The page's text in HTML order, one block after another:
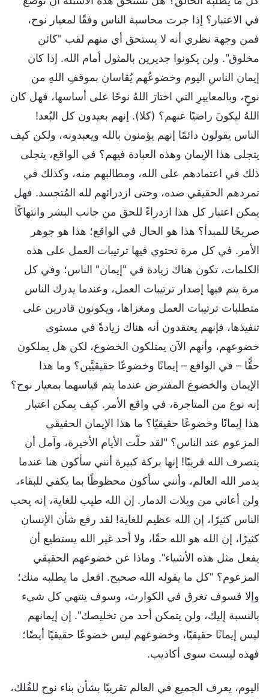
في الاعتبار؟ إذا جرت محاسبة الناس وفقًا لمعيار نوح،
فمن وجهة نظري أنه لا يستحق أي منهم لقب "كائن
مخلوق". ولن يكونوا جديرين بالمثول أمام الله. إذا كان
إيمان الناسِ اليوم وخضوعُهم يُقاسان بموقفِ اللهِ من
نوحٍ، وبالمعاييرِ التي اختارَ اللهُ نوحًا على أساسها، فهل كان
اللهُ ليكونَ راضيًا عنهم؟ (كلا). إنهم بعيدون كل البُعد!
الناس يقولون دائمًا إنهم يؤمنون بالله ويعبدونه، ولكن كيف
يتجلى هذا الإيمان وهذه العبادة فيهم؟ في الواقع، يتجلى
ذلك في اعتمادهم على الله، ومطالبهم منه، وكذلك في
تمردهم الحقيقي ضده، وحتى ازدرائهم لله المُتجسد. فهل
يمكن اعتبار كل هذا ازدراءً للحق من جانب البشر وانتهاكًا
صريحًا للمبدأ؟ هذا هو الحال في الواقع؛ هذا هو جوهر
الأمر. في كل مرة تحتوي فيها ترتيبات العمل على هذه
الكلمات، تكون هناك زيادة في "إيمان" الناس؛ وفي كل
مرة يتم فيها إصدار ترتيبات العمل، وعندما يدرك الناس
متطلبات ترتيبات العمل ومغزاها، ويكونون قادرين على
تنفيذها، فإنهم يعتقدون أنه هناك زيادةً في مستوى
خضوعهم، وأنهم الآن يمتلكون الخضوع، لكن هل يملكون
حقًّا – في الواقع – إيمانًا وخضوعًا حقيقيَّين؟ وما هذا
الإيمان والخضوع المفترض عندما يتم قياسهما بمعيار نوح؟
إنه نوع من المتاجرة، في واقع الأمر. كيف يمكن اعتبار
هذا إيمانًا وخضوعًا حقيقيًا؟ ما هذا الإيمان الحقيقي
المزعوم عند الناس؟ "لقد حلّت الأيام الأخيرة، وآمل أن
يتصرف الله قريبًا! إنها بركة كبيرة أنني سأكون هنا عندما
يدمر الله العالم، وأنني سأكون محظوظًا بما يكفي للبقاء،
ولن أعاني من ويلات الدمار. إن الله طيب للغاية، إنه يحب
الناس كثيرًا، إن الله عظيم للغاية! لقد رفع شأن الإنسان
كثيرًا، إن الله هو الله حقًا، ولا أحد غير الله يستطيع أن
يفعل مثل هذه الأشياء". وماذا عن خضوعهم الحقيقي
المزعوم؟ "كل ما يقوله الله صحيح. افعل ما يطلبه منك؛
وإلا فسوف تغرق في الكوارث، وسوف ينتهي كل شيء
بالنسبة إليك، ولن يتمكن أحد من تخليصك". إن إيمانهم
ليس إيمانًا حقيقيًا، وخضوعهم ليس خضوعًا حقيقيًا أيضًا؛
فهذه ليست سوى أكاذيب.
اليوم، يعرف الجميع في العالم تقريبًا بشأن بناء نوح للفُلك،